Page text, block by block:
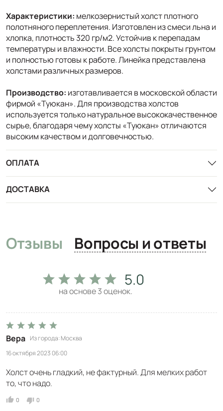
Характеристики: мелкозернистый холст плотного
полотняного переплетения. Изготовлен из смеси льна и
хлопка, плотность 320 гр/м2. Устойчив к перепадам
температуры и влажности. Все холсты покрыты грунтом
и полностью готовы к работе. Линейка представлена
холстами различных размеров.
Производство: изготавливается в московской области
фирмой «Туюкан». Для производства холстов
используется только натуральное высококачественное
сырье, благодаря чему холсты «Туюкан» отличаются
высоким качеством и долговечностью.
ОПЛАТА
ДОСТАВКА
Отзывы Вопросы и ответы
5.0
на основе3оценок.
Вера Из города Москва
16 октября 2023 06:00
Холст очень гладкий, не фактурный. Для мелких работ
то, что надо.
0 0